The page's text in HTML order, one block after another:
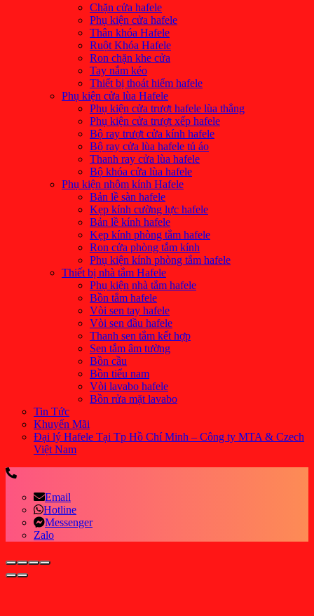
Chặn cửa hafele
Phụ kiện cửa hafele
Thân khóa Hafele
Ruột Khóa Hafele
Ron chặn khe cửa
Tay nắm kéo
Thiết bị thoát hiểm hafele
Phụ kiện cửa lùa Hafele
Phụ kiện cửa trượt hafele lùa thẳng
Phụ kiện cửa trượt xếp hafele
Bộ ray trượt cửa kính hafele
Bộ ray cửa lùa hafele tủ áo
Thanh ray cửa lùa hafele
Bộ khóa cửa lùa hafele
Phụ kiện nhôm kính Hafele
Bản lề sàn hafele
Kẹp kính cường lực hafele
Bản lề kính hafele
Kẹp kính phòng tắm hafele
Ron cửa phòng tắm kính
Phụ kiện kính phòng tắm hafele
Thiết bị nhà tắm Hafele
Phụ kiện nhà tắm hafele
Bồn tắm hafele
Vòi sen tay hafele
Vòi sen đầu hafele
Thanh sen tắm kết hợp
Sen tắm âm tường
Bồn cầu
Bồn tiểu nam
Vòi lavabo hafele
Bồn rửa mặt lavabo
Tin Tức
Khuyến Mãi
Đại lý Hafele Tại Tp Hồ Chí Minh – Công ty MTA & Czech
Việt Nam
Email
Hotline
Messenger
Zalo